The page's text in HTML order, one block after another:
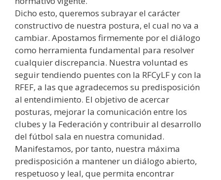
Dicho esto, queremos subrayar el carácter
constructivo de nuestra postura, el cual no va a
cambiar. Apostamos firmemente por el diálogo
como herramienta fundamental para resolver
cualquier discrepancia. Nuestra voluntad es
seguir tendiendo puentes con la RFCyLF y con la
RFEF, a las que agradecemos su predisposición
al entendimiento. El objetivo de acercar
posturas, mejorar la comunicación entre los
clubes y la Federación y contribuir al desarrollo
del fútbol sala en nuestra comunidad.
Manifestamos, por tanto, nuestra máxima
predisposición a mantener un diálogo abierto,
respetuoso y leal, que permita encontrar